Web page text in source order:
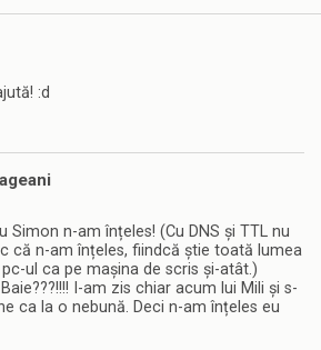
:d
Simon n-am înțeles! (Cu DNS și TTL nu
că n-am înțeles, fiindcă știe toată lumea
ul ca pe mașina de scris și-atât.)
I-am zis chiar acum lui Mili și s-
ca la o nebună. Deci n-am înțeles eu